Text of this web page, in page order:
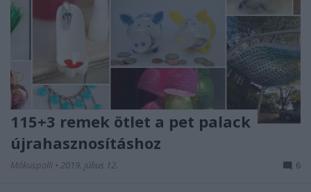
115+3 remek ötlet a pet palack
újrahasznosításhoz
Mókuspolli • 2019. július 12. 6